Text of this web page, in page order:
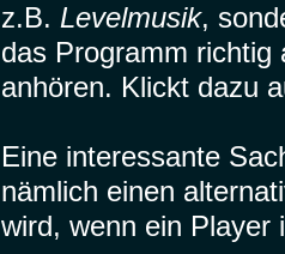
z.B. Levelmusik,
das Programm richtig
anhören. Klickt dazu
Eine interessante
nämlich einen
wird, wenn ein Player